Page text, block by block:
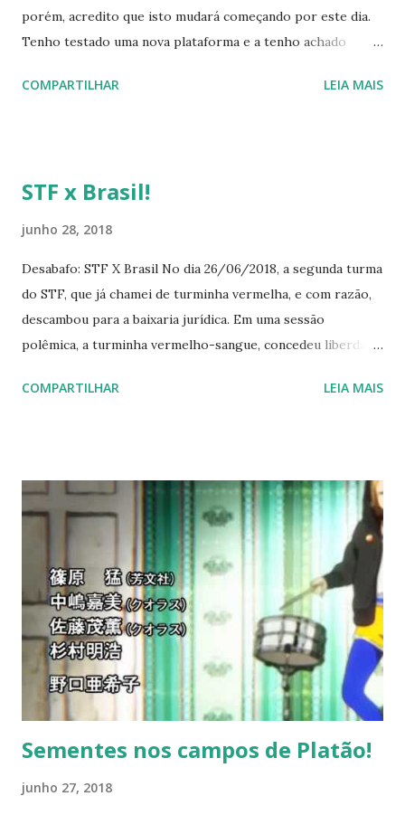
porém, acredito que isto mudará começando por este dia.
Tenho testado uma nova plataforma e a tenho achado
interessante. Mixer https://mixer.com/about/story O
sub-second latency and truly interactive buttons. We won
since introduced native Windows streaming, better
interactive controls, and the first native co-streaming. Now
as Mixer, we will continue to lead the industry with
community-first features, focusing on enhancing the
Mixer life is all about ...
COMPARTILHAR LEIA MAIS
STF x Brasil!
junho 28, 2018
Desabafo: STF X Brasil No dia 26/06/2018, a segunda turma
do STF, que já chamei de turminha vermelha, e com razão,
descambou para a baixaria jurídica. Em uma sessão
polêmica, a turminha vermelho-sangue, concedeu liberdade
apartamento da Gleisi e seu marido, trancou a ação penal
integrantes do Ministério Público, deixa clara a desordem
jurídica da sessão, das decisões e do mal que o STF está
causando. Júlio M de Oliveira- membro do Ministério
Público de Contas Não é razoável que um órgão
fracionário, uma turma, julgue contra a decisão tomada em
plenário. Isso é o exercício da antijurisdicão, a
desmoralização da própria corte. Alem de consagrar a
impunidade, conduz ao descrédito na democracia. — Julio M
Oliveira (@JMarcelo1000) 27 de junho de 201...
COMPARTILHAR LEIA MAIS
Sementes nos campos de Platão!
junho 27, 2018